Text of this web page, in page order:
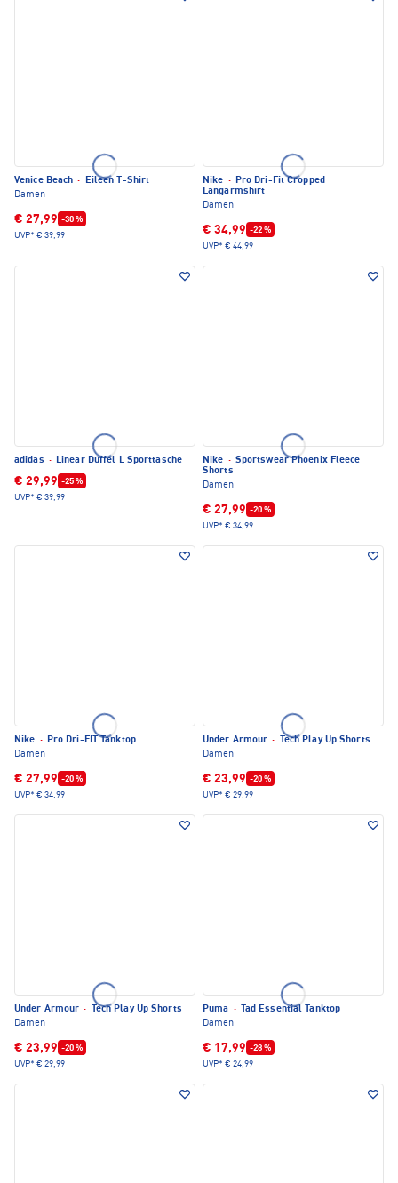
Venice Beach ·
Eileen T-Shirt
Damen
€ 27,99 -30 %
UVP* € 39,99
Nike · Pro Dri-Fit Cropped
Langarmshirt
Damen
€ 34,99 -22 %
UVP* € 44,99
adidas · Linear Duffel L Sporttasche
€ 29,99 -25 %
UVP* € 39,99
Nike · Sportswear Phoenix Fleece
Shorts
Damen
€ 27,99 -20 %
UVP* € 34,99
Nike · Pro Dri-FIT Tanktop
Damen
€ 27,99 -20 %
UVP* € 34,99
Under Armour ·
Tech Play Up Shorts
Damen
€ 23,99 -20 %
UVP* € 29,99
Under Armour ·
Tech Play Up Shorts
Damen
€ 23,99 -20 %
UVP* € 29,99
Puma ·
Tad Essential Tanktop
Damen
€ 17,99 -28 %
UVP* € 24,99